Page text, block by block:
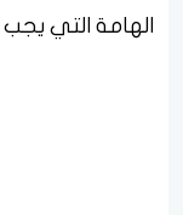
الهامة التي يجب